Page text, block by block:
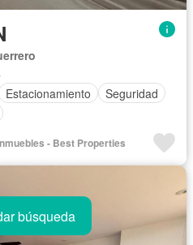
Estacionamiento
Seguridad
- Best Properties
búsqueda